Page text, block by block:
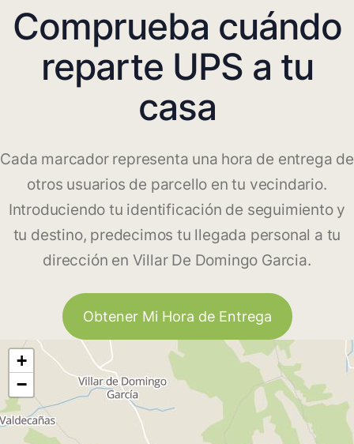
Comprueba cuándo
reparte UPS a tu
casa
Cada marcador representa una hora de entrega de
otros usuarios de parcello en tu vecindario.
Introduciendo tu identificación de seguimiento y
tu destino, predecimos tu llegada personal a tu
dirección en Villar De Domingo Garcia.
Obtener Mi Hora de Entrega
+
−